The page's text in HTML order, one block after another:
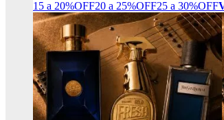
15 a 20%OFF20 a 25%OFF25 a 30%OFF